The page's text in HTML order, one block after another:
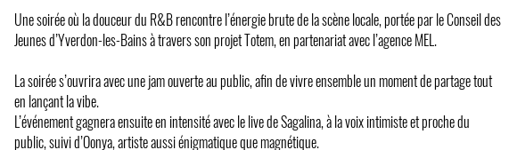
Une soirée où la douceur du R&B rencontre l’énergie brute de la scène locale, portée par le Conseil des
Jeunes d’Yverdon-les-Bains à travers son projet Totem, en partenariat avec l’agence MEL.
La soirée s’ouvrira avec une jam ouverte au public, afin de vivre ensemble un moment de partage tout
en lançant la vibe.
L’événement gagnera ensuite en intensité avec le live de Sagalina, à la voix intimiste et proche du
public, suivi d’Oonya, artiste aussi énigmatique que magnétique.